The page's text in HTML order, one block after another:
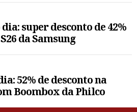
super desconto de 42%
da Samsung
52% de desconto na
Boombox da Philco